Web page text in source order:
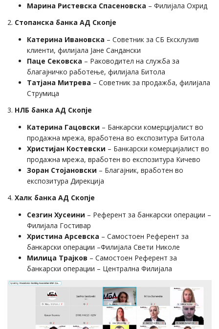
Марина Ристевска Спасеновска – Филијала Охрид
2. Стопанска банка АД Скопје
Катерина Ивановска – Советник за СБ Ексклузив
клиенти, филијала Јане Сандански
Паце Сековска – Раководител на служба за
благајничко работење, филијала Битола
Татјана Митрева – Советник за продажба, филијала
Струмица
3. НЛБ банка АД Скопје
Катерина Гацовски – Банкарски комерцијалист во
продажна мрежа, вработена во експозитура Битола
Христијан Костевски – Банкарски комерцијалист во
продажна мрежа, вработен во експозитура Кичево
Зоран Стојановски – Благајник, вработен во
експозитура Дирекција
4. Халк банка АД Скопје
Сезгин Хусеини – Референт за банкарски операции –
Филијала Гостивар
Христина Арсевска – Самостоен Референт за
банкарски операции –Филијала Свети Николе
Милица Трајков – Самостоен Референт за
банкарски операции – Централна Филијала